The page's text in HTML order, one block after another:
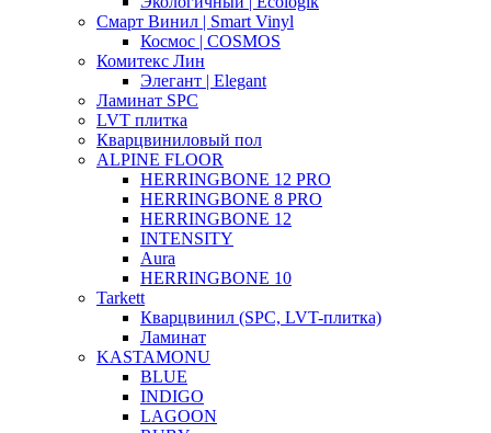
Смарт Винил | Smart Vinyl
Космос | COSMOS
Комитекс Лин
Элегант | Elegant
Ламинат SPC
LVT плитка
Кварцвиниловый пол
ALPINE FLOOR
HERRINGBONE 12 PRO
HERRINGBONE 8 PRO
HERRINGBONE 12
INTENSITY
Aura
HERRINGBONE 10
Tarkett
Кварцвинил (SPC, LVT-плитка)
Ламинат
KASTAMONU
BLUE
INDIGO
LAGOON